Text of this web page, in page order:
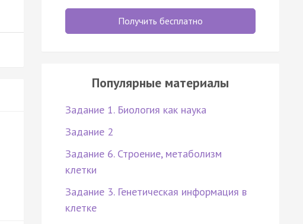
Получить бесплатно
Популярные материалы
Задание 1. Биология как наука
Задание 2
Задание 6. Строение, метаболизм
клетки
Задание 3. Генетическая информация в
клетке